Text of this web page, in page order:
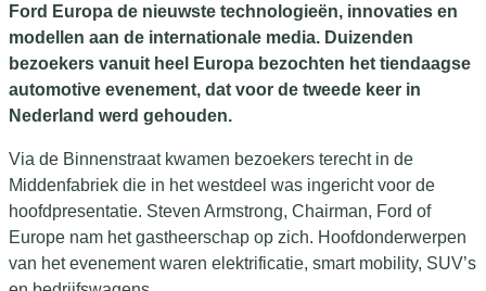
Ford Europa de nieuwste technologieën, innovaties en
modellen aan de internationale media. Duizenden
bezoekers vanuit heel Europa bezochten het tiendaagse
automotive evenement, dat voor de tweede keer in
Nederland werd gehouden.
Via de Binnenstraat kwamen bezoekers terecht in de
Middenfabriek die in het westdeel was ingericht voor de
hoofdpresentatie. Steven Armstrong, Chairman, Ford of
Europe nam het gastheerschap op zich. Hoofdonderwerpen
van het evenement waren elektrificatie, smart mobility, SUV’s